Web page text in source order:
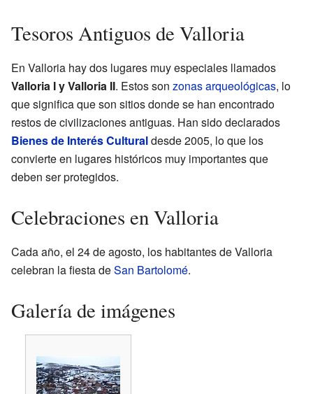
Tesoros Antiguos de Valloria
En Valloria hay dos lugares muy especiales llamados
Valloria I y Valloria II. Estos son zonas arqueológicas, lo
que significa que son sitios donde se han encontrado
restos de civilizaciones antiguas. Han sido declarados
Bienes de Interés Culturaldesde 2005, lo que los
convierte en lugares históricos muy importantes que
deben ser protegidos.
Celebraciones en Valloria
Cada año, el 24 de agosto, los habitantes de Valloria
celebran la fiesta deSan Bartolomé.
Galería de imágenes